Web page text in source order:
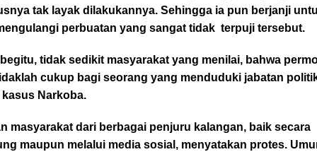
tak layak dilakukannya. Sehingga ia pun berjanji
perbuatan yang sangat tidak terpuji tersebut.
tidak sedikit masyarakat yang menilai, bahwa
cukup bagi seorang yang menduduki jabatan
Narkoba.
masyarakat dari berbagai penjuru kalangan, baik secara
maupun melalui media sosial, menyatakan protes.